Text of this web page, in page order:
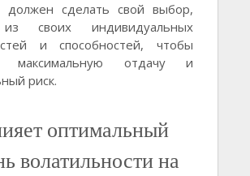
должен сделать свой выбор,
своих индивидуальных
и способностей, чтобы
максимальную отдачу и
риск.
оптимальный
волатильности на